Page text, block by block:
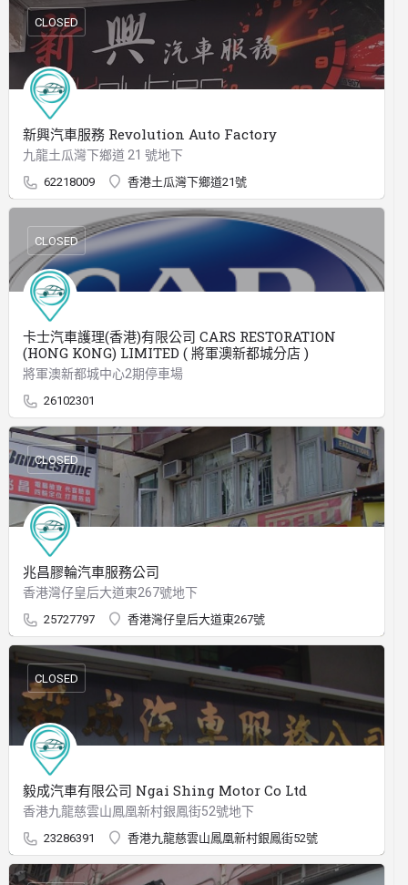
新興汽車服務 Revolution Auto Factory
九龍土瓜灣下鄉道 21 號地下
62218009 香港土瓜灣下鄉道21號
CLOSED
卡士汽車護理(香港)有限公司 CARS RESTORATION
(HONG KONG) LIMITED ( 將軍澳新都城分店 )
將軍澳新都城中心2期停車場
26102301
CLOSED
兆昌膠輪汽車服務公司
香港灣仔皇后大道東267號地下
25727797 香港灣仔皇后大道東267號
CLOSED
毅成汽車有限公司 Ngai Shing Motor Co Ltd
香港九龍慈雲山鳳凰新村銀鳳街52號地下
23286391 香港九龍慈雲山鳳凰新村銀鳳街52號
CLOSED